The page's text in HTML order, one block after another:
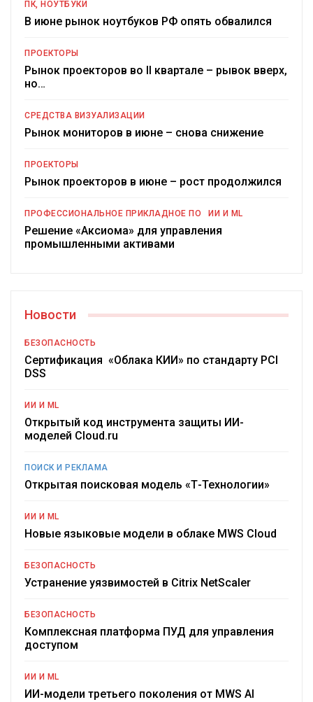
ПК, НОУТБУКИ
В июне рынок ноутбуков РФ опять обвалился
ПРОЕКТОРЫ
Рынок проекторов во II квартале – рывок вверх,
но…
СРЕДСТВА ВИЗУАЛИЗАЦИИ
Рынок мониторов в июне – снова снижение
ПРОЕКТОРЫ
Рынок проекторов в июне – рост продолжился
ПРОФЕССИОНАЛЬНОЕ ПРИКЛАДНОЕ ПО ИИ И ML
Решение «Аксиома» для управления
промышленными активами
Новости
БЕЗОПАСНОСТЬ
Сертификация «Облака КИИ» по стандарту PCI
DSS
ИИ И ML
Открытый код инструмента защиты ИИ-
моделей Cloud.ru
ПОИСК И РЕКЛАМА
Открытая поисковая модель «Т-Технологии»
ИИ И ML
Новые языковые модели в облаке MWS Cloud
БЕЗОПАСНОСТЬ
Устранение уязвимостей в Citrix NetScaler
БЕЗОПАСНОСТЬ
Комплексная платформа ПУД для управления
доступом
ИИ И ML
ИИ-модели третьего поколения от MWS AI